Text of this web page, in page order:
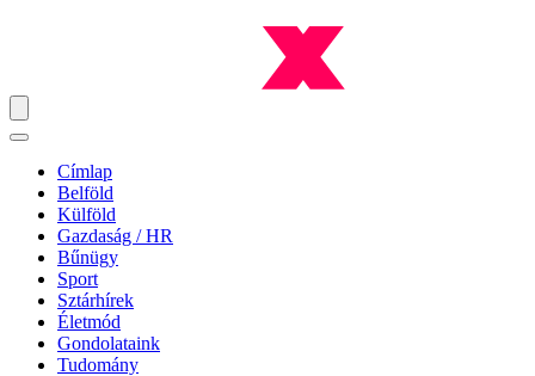
Címlap
Belföld
Külföld
Gazdaság / HR
Bűnügy
Sport
Sztárhírek
Életmód
Gondolataink
Tudomány